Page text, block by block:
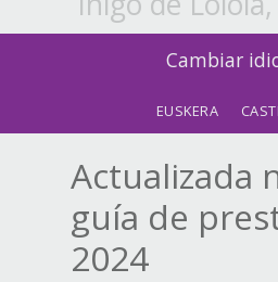
Cambiar
EUSKERA
Actualizada
guía de
2024